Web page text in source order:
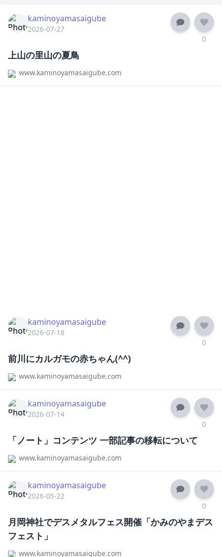
kaminoyamasaigube
2026-07-27
0
上山の里山の夏鳥
www.kaminoyamasaigube.com
kaminoyamasaigube
2026-07-18
0
前川にカルガモの赤ちゃん(^^)
www.kaminoyamasaigube.com
kaminoyamasaigube
2026-07-14
0
「ノート」コンテンツ 一部記事の移転について
www.kaminoyamasaigube.com
kaminoyamasaigube
2026-05-22
0
月岡神社でデスメタルフェス開催「かみのやまデス
フェスト」
www.kaminoyamasaigube.com